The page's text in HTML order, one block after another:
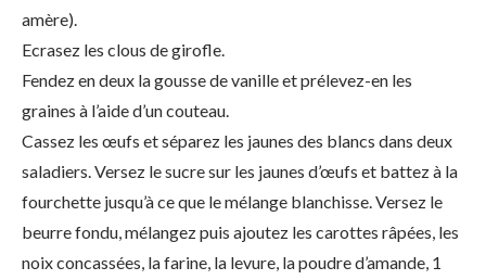
amère).
Ecrasez les clous de girofle.
Fendez en deux la gousse de vanille et prélevez-en les
graines à l’aide d’un couteau.
Cassez les œufs et séparez les jaunes des blancs dans deux
saladiers. Versez le sucre sur les jaunes d’œufs et battez à la
fourchette jusqu’à ce que le mélange blanchisse. Versez le
beurre fondu, mélangez puis ajoutez les carottes râpées, les
noix concassées, la farine, la levure, la poudre d’amande, 1